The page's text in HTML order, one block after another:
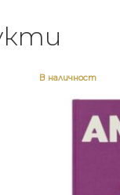
В наличност